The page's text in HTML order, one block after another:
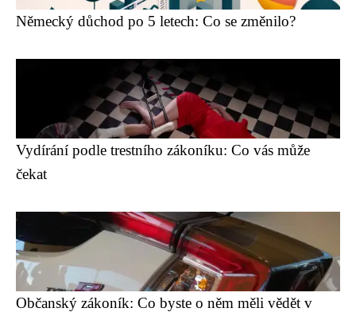
Německý důchod po 5 letech: Co se změnilo?
Vydírání podle trestního zákoníku: Co vás může
čekat
Občanský zákoník: Co byste o něm měli vědět v